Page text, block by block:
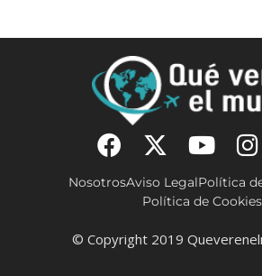
NosotrosAviso LegalPolítica
Política de Cookies
© Copyright 2019